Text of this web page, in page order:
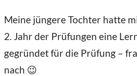
Meine jüngere Tochter hatte
2. Jahr der Prüfungen eine
gegründet für die Prüfung –
nach 😉